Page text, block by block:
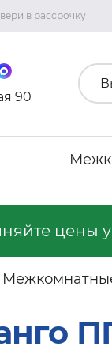
в рассрочку
90
цены